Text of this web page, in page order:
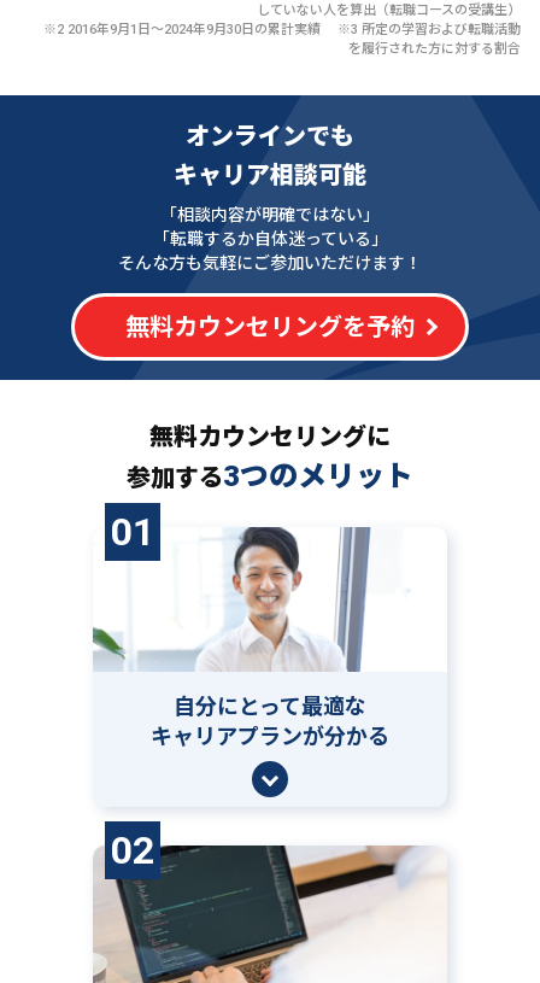
していない人を算出（転職コースの受講生）
※2 2016年9月1日〜2024年9月30日の累計実績 ※3 所定の学習および転職活動
を履行された方に対する割合
オンラインでも
キャリア相談可能
「相談内容が明確ではない」
「転職するか自体迷っている」
そんな方も気軽にご参加いただけます！
無料カウンセリングを予約
無料カウンセリングに
参加する3つのメリット
01
自分にとって最適な
キャリアプランが分かる
02